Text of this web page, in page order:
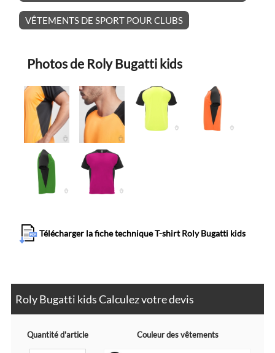
VÊTEMENTS DE SPORT POUR CLUBS
Photos de Roly Bugatti kids
Télécharger la fiche technique T-shirt Roly Bugatti kids
Roly Bugatti kids Calculez votre devis
Quantité d'article Couleur des vêtements